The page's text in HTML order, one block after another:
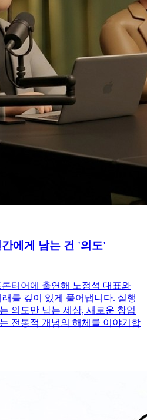
에게 남는 건 '의도'
티어에 출연해 노정석 대표와
를 깊이 있게 풀어냅니다. 실행
의도만 남는 세상, 새로운 창업
전통적 개념의 해체를 이야기합